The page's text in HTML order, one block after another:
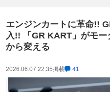
エンジンカートに革命!!
入!! 「GR KART」がモ
から変える
2026.06.07 22:35掲載 41